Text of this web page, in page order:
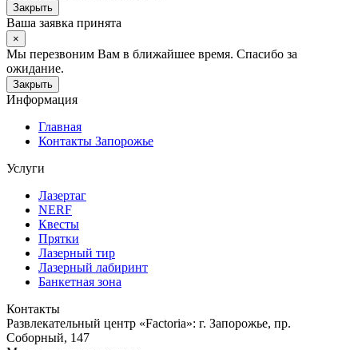
Закрыть
Ваша заявка принята
×
Мы перезвоним Вам в ближайшее время. Спасибо за
ожидание.
Закрыть
Информация
Главная
Контакты Запорожье
Услуги
Лазертаг
NERF
Квесты
Прятки
Лазерный тир
Лазерный лабиринт
Банкетная зона
Контакты
Развлекательный центр «Factoria»: г. Запорожье, пр.
Соборный, 147